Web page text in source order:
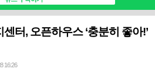
터, 오픈하우스 ‘충분히 좋아!’
16:26